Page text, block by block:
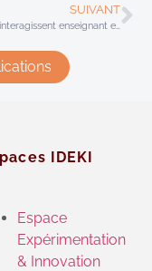
SUIVANT
Comment interagissent enseignant et élèves en classe ?
IDEKI
Espace
Expérimentation
& Innovation